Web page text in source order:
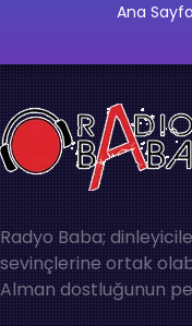
Ana Sayfa
Radyo Baba;
sevinçlerine ortak
Alman dostluğunun